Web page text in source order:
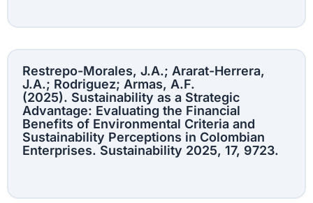
Restrepo-Morales, J.A.; Ararat-Herrera,
J.A.; Rodriguez; Armas, A.F.
(2025). Sustainability as a Strategic
Advantage: Evaluating the Financial
Benefits of Environmental Criteria and
Sustainability Perceptions in Colombian
Enterprises. Sustainability 2025, 17, 9723.